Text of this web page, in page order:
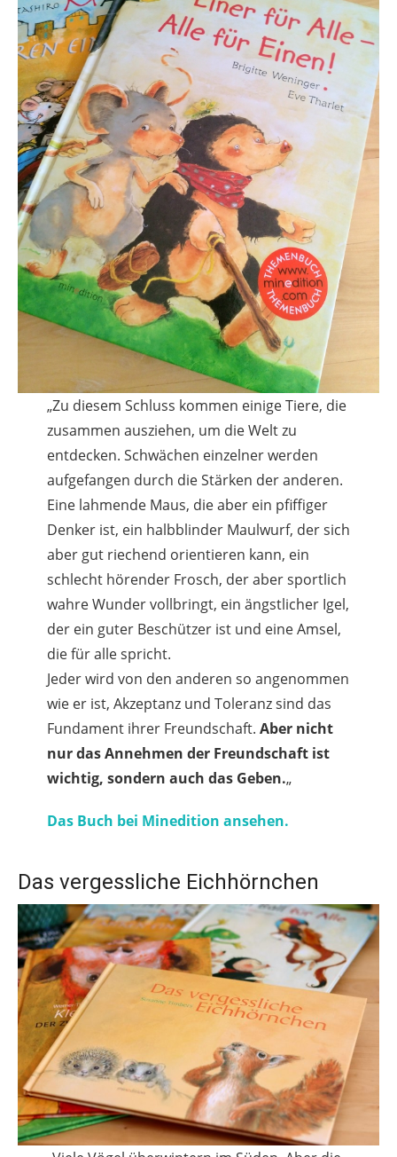
„Zu diesem Schluss kommen einige Tiere, die
zusammen ausziehen, um die Welt zu
entdecken. Schwächen einzelner werden
aufgefangen durch die Stärken der anderen.
Eine lahmende Maus, die aber ein pfiffiger
Denker ist, ein halbblinder Maulwurf, der sich
aber gut riechend orientieren kann, ein
schlecht hörender Frosch, der aber sportlich
wahre Wunder vollbringt, ein ängstlicher Igel,
der ein guter Beschützer ist und eine Amsel,
die für alle spricht.
Jeder wird von den anderen so angenommen
wie er ist, Akzeptanz und Toleranz sind das
Fundament ihrer Freundschaft. Aber nicht
nur das Annehmen der Freundschaft ist
wichtig, sondern auch das Geben.„
Das Buch bei Minedition ansehen.
Das vergessliche Eichhörnchen